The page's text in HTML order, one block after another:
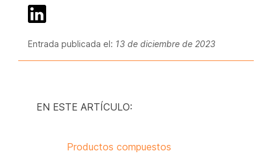
Entrada publicada el: 13 de diciembre de 2023
EN ESTE ARTÍCULO:
Productos compuestos